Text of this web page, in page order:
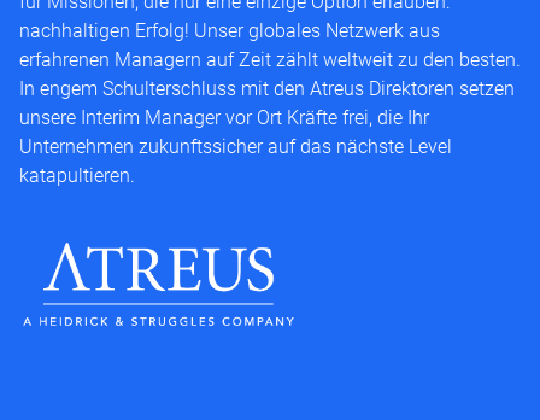
nachhaltigen Erfolg! Unser globales Netzwerk aus
erfahrenen Managern auf Zeit zählt weltweit zu den besten.
In engem Schulterschluss mit den Atreus Direktoren setzen
unsere Interim Manager vor Ort Kräfte frei, die Ihr
Unternehmen zukunftssicher auf das nächste Level
katapultieren.